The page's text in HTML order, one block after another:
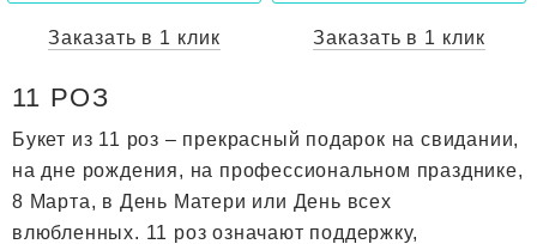
Заказать в 1 клик
Заказать в 1 клик
11 РОЗ
Букет из 11 роз – прекрасный подарок на свидании,
на дне рождения, на профессиональном празднике,
8 Марта, в День Матери или День всех
влюбленных. 11 роз означают поддержку,